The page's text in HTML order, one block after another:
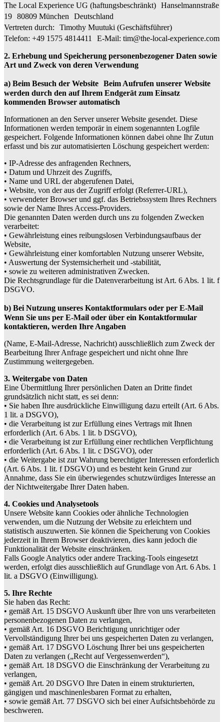
The Local Experience UG (haftungsbeschränkt) Hanselmannstraße
19 80809 München Deutschland
Vertreten durch: Timothy Muutuki (Geschäftsführer)
Telefon: +49 1575 4814411 E-Mail: tim@the-local-experience.com
2. Erhebung und Speicherung personenbezogener Daten sowie
Art und Zweck von deren Verwendung
a) Beim Besuch der Website Beim Aufrufen unserer Website
werden durch den auf Ihrem Endgerät zum Einsatz
kommenden Browser automatisch
Informationen an den Server unserer Website gesendet. Diese
Informationen werden temporär in einem sogenannten Logfile
gespeichert. Folgende Informationen können dabei ohne Ihr Zutun
erfasst und bis zur automatisierten Löschung gespeichert werden:
• IP-Adresse des anfragenden Rechners,
• Datum und Uhrzeit des Zugriffs,
• Name und URL der abgerufenen Datei,
• Website, von der aus der Zugriff erfolgt (Referrer-URL),
• verwendeter Browser und ggf. das Betriebssystem Ihres Rechners
sowie der Name Ihres Access-Providers.
Die genannten Daten werden durch uns zu folgenden Zwecken
verarbeitet:
• Gewährleistung eines reibungslosen Verbindungsaufbaus der
Website,
• Gewährleistung einer komfortablen Nutzung unserer Website,
• Auswertung der Systemsicherheit und -stabilität,
• sowie zu weiteren administrativen Zwecken.
Die Rechtsgrundlage für die Datenverarbeitung ist Art. 6 Abs. 1 lit. f
DSGVO.
b) Bei Nutzung unseres Kontaktformulars oder per E-Mail
Wenn Sie uns per E-Mail oder über ein Kontaktformular
kontaktieren, werden Ihre Angaben
(Name, E-Mail-Adresse, Nachricht) ausschließlich zum Zweck der
Bearbeitung Ihrer Anfrage gespeichert und nicht ohne Ihre
Zustimmung weitergegeben.
3. Weitergabe von Daten
Eine Übermittlung Ihrer persönlichen Daten an Dritte findet
grundsätzlich nicht statt, es sei denn:
• Sie haben Ihre ausdrückliche Einwilligung dazu erteilt (Art. 6 Abs.
1 lit. a DSGVO),
• die Verarbeitung ist zur Erfüllung eines Vertrags mit Ihnen
erforderlich (Art. 6 Abs. 1 lit. b DSGVO),
• die Verarbeitung ist zur Erfüllung einer rechtlichen Verpflichtung
erforderlich (Art. 6 Abs. 1 lit. c DSGVO), oder
• die Weitergabe ist zur Wahrung berechtigter Interessen erforderlich
(Art. 6 Abs. 1 lit. f DSGVO) und es besteht kein Grund zur
Annahme, dass Sie ein überwiegendes schutzwürdiges Interesse an
der Nichtweitergabe Ihrer Daten haben.
4. Cookies und Analysetools
Unsere Website kann Cookies oder ähnliche Technologien
verwenden, um die Nutzung der Website zu erleichtern und
statistisch auszuwerten. Sie können die Speicherung von Cookies
jederzeit in Ihrem Browser deaktivieren, dies kann jedoch die
Funktionalität der Website einschränken.
Falls Google Analytics oder andere Tracking-Tools eingesetzt
werden, erfolgt dies ausschließlich auf Grundlage von Art. 6 Abs. 1
lit. a DSGVO (Einwilligung).
5. Ihre Rechte
Sie haben das Recht:
• gemäß Art. 15 DSGVO Auskunft über Ihre von uns verarbeiteten
personenbezogenen Daten zu verlangen,
• gemäß Art. 16 DSGVO Berichtigung unrichtiger oder
Vervollständigung Ihrer bei uns gespeicherten Daten zu verlangen,
• gemäß Art. 17 DSGVO Löschung Ihrer bei uns gespeicherten
Daten zu verlangen („Recht auf Vergessenwerden“),
• gemäß Art. 18 DSGVO die Einschränkung der Verarbeitung zu
verlangen,
• gemäß Art. 20 DSGVO Ihre Daten in einem strukturierten,
gängigen und maschinenlesbaren Format zu erhalten,
• sowie gemäß Art. 77 DSGVO sich bei einer Aufsichtsbehörde zu
beschweren.